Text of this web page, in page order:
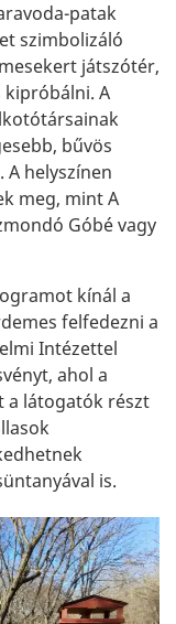
patak
szimbolizáló
játszótér,
A
bűvös
helyszínen
meg, mint A
Góbé vagy
kínál a
felfedezni a
Intézettel
ahol a
a látogatók részt
is.